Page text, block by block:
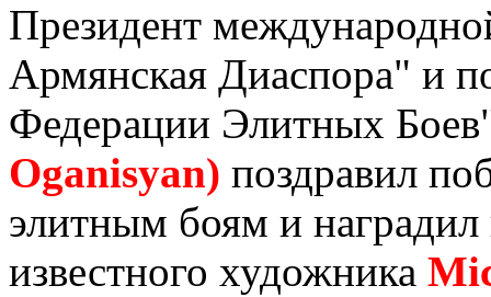
Президент
Армянская Диаспора" и
Федерации Элитных
Oganisyan) поздравил
элитным боям и
известного художника